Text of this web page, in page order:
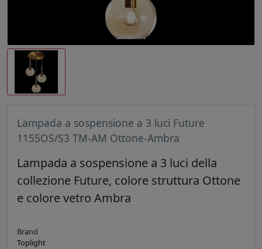
Lampada a sospensione a 3 luci Future
1155OS/S3 TM-AM Ottone-Ambra
Lampada a sospensione a 3 luci della
collezione Future, colore struttura Ottone
e colore vetro Ambra
Brand
Toplight